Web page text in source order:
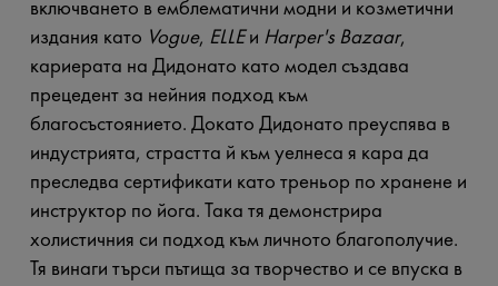
включването в емблематични модни и козметични
издания като Vogue, ELLEи Harper's Bazaar,
кариерата на Дидонато като модел създава
прецедент за нейния подход към
благосъстоянието. Докато Дидонато преуспява в
индустрията, страстта й към уелнеса я кара да
преследва сертификати като треньор по хранене и
инструктор по йога. Така тя демонстрира
холистичния си подход към личното благополучие.
Тя винаги търси пътища за творчество и се впуска в